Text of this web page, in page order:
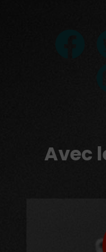
Avec